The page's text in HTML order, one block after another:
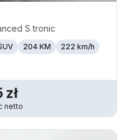
S tronic
204 KM 222 km/h
zł
netto